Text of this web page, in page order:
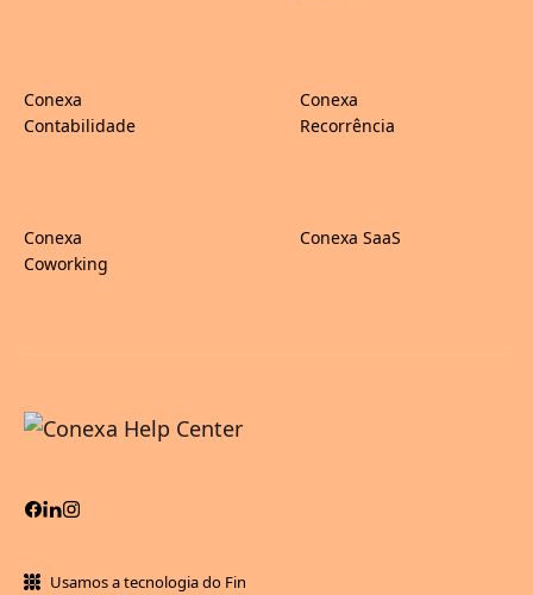
Conexa
Contabilidade
Conexa
Recorrência
Conexa
Coworking
Conexa SaaS
Usamos a tecnologia do Fin